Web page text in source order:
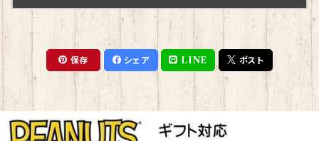
保存 シェア LINE ポスト